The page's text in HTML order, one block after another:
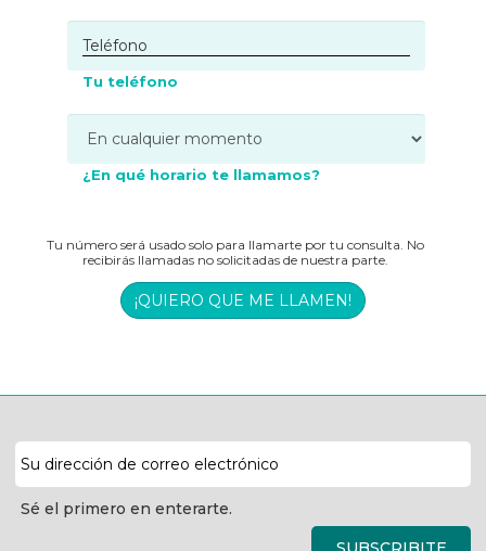
Tu teléfono
¿En qué horario te llamamos?
Tu número será usado solo para llamarte por tu consulta. No
recibirás llamadas no solicitadas de nuestra parte.
¡QUIERO QUE ME LLAMEN!
de
electrónico
Sé el primero en enterarte.